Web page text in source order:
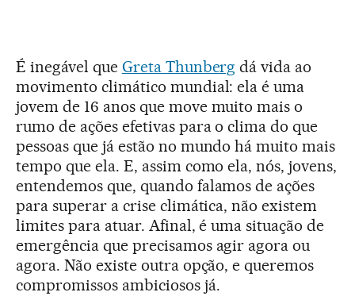
É inegável que Greta Thunberg dá vida ao
movimento climático mundial: ela é uma
jovem de 16 anos que move muito mais o
rumo de ações efetivas para o clima do que
pessoas que já estão no mundo há muito mais
tempo que ela. E, assim como ela, nós, jovens,
entendemos que, quando falamos de ações
para superar a crise climática, não existem
limites para atuar. Afinal, é uma situação de
emergência que precisamos agir agora ou
agora. Não existe outra opção, e queremos
compromissos ambiciosos já.